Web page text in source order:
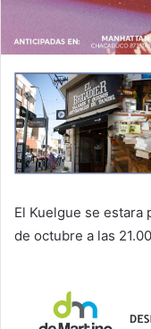
El Kuelgue se estara
de octubre a las